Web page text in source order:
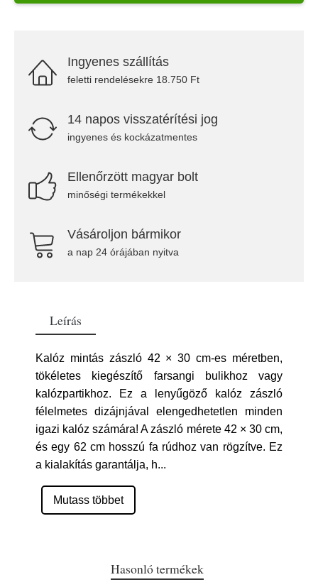
Ingyenes szállítás
feletti rendelésekre 18.750 Ft
14 napos visszatérítési jog
ingyenes és kockázatmentes
Ellenőrzött magyar bolt
minőségi termékekkel
Vásároljon bármikor
a nap 24 órájában nyitva
Leírás
Kalóz mintás zászló 42 × 30 cm-es méretben,
tökéletes kiegészítő farsangi bulikhoz vagy
kalózpartikhoz. Ez a lenyűgöző kalóz zászló
félelmetes dizájnjával elengedhetetlen minden
igazi kalóz számára! A zászló mérete 42 × 30 cm,
és egy 62 cm hosszú fa rúdhoz van rögzítve. Ez
a kialakítás garantálja, h...
Mutass többet
Hasonló termékek